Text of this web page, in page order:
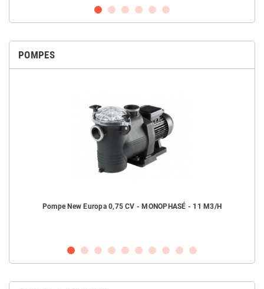
POMPES
Pompe New Europa 0,75 CV - MONOPHASÉ - 11 M3/H